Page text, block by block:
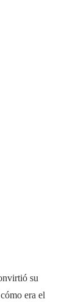
su
era el